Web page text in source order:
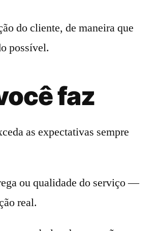
do cliente, de maneira que
possível.
faz
as expectativas sempre
ou qualidade do serviço —
real.